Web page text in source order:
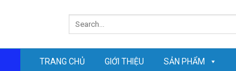
TRANG CHỦ GIỚI THIỆU SẢN PHẨM